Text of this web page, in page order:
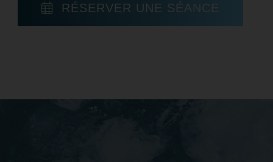
RÉSERVER UNE SÉANCE